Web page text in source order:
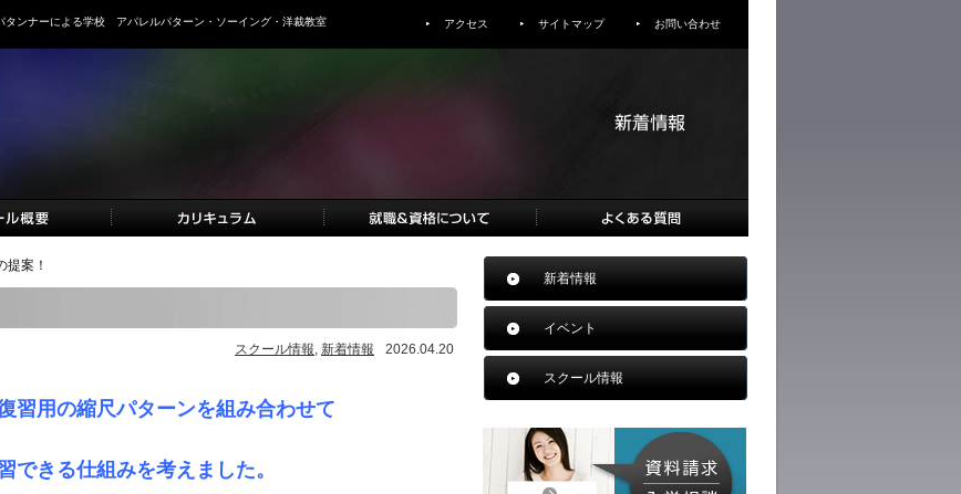
タンナーによる学校 アパレルパターン・ソーイング・洋裁教室 アクセス サイトマップ お問い合わせ
提案！
スクール情報 新着情報 2026.04.20
習用の縮尺パターンを組み合わせて
できる仕組みを考えました。
新着情報
イベント
スクール情報